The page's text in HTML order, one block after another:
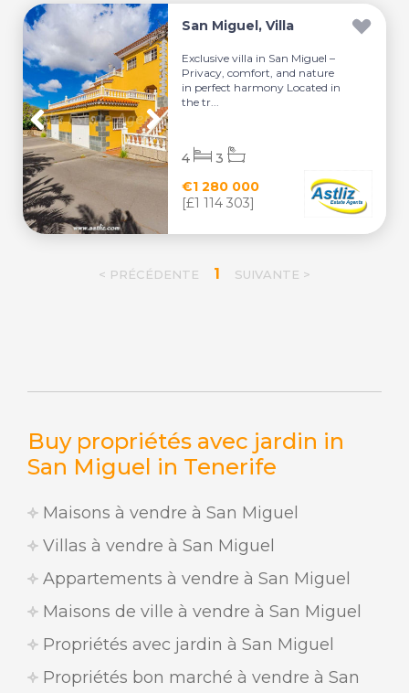
Buy propriétés avec jardin in
San Miguel in Tenerife
Maisons à vendre à San Miguel
Villas à vendre à San Miguel
Appartements à vendre à San Miguel
Maisons de ville à vendre à San Miguel
Propriétés avec jardin à San Miguel
Propriétés bon marché à vendre à San
San Miguel, Villa
Exclusive villa in San Miguel –
Privacy, comfort, and nature
in perfect harmony Located in
the tr...
€1 280 000
[£1 114 303]
4 3
< PRÉCÉDENTE 1 SUIVANTE >